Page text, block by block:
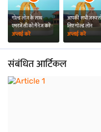
गोल्ड लोन के साथ
एमरजेंसी को मैनेज करें
अप्लाई करें
आपकी सभी
लिए गोल्ड लोन
अप्लाई करें
संबंधित आर्टिकल